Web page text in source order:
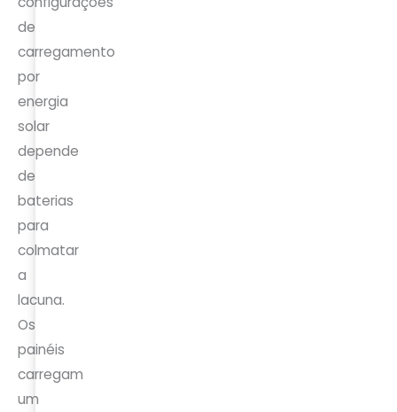
de
carregamento
por
energia
solar
depende
de
baterias
para
colmatar
a
lacuna.
Os
painéis
carregam
um